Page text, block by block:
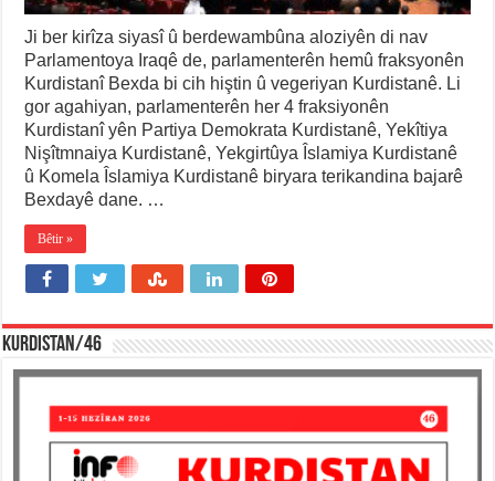
Ji ber kirîza siyasî û berdewambûna aloziyên di nav
Parlamentoya Iraqê de, parlamenterên hemû fraksyonên
Kurdistanî Bexda bi cih hiştin û vegeriyan Kurdistanê. Li
gor agahiyan, parlamenterên her 4 fraksiyonên
Kurdistanî yên Partiya Demokrata Kurdistanê, Yekîtiya
Nişîtmnaiya Kurdistanê, Yekgirtûya Îslamiya Kurdistanê
û Komela Îslamiya Kurdistanê biryara terikandina bajarê
Bexdayê dane. …
Bêtir »
KURDISTAN/46